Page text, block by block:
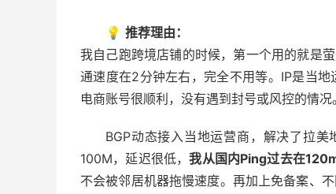
💡 推荐理由：
我自己跑跨境店铺的时候，第一个用的就是
通速度在2分钟左右，完全不用等。IP是当
电商账号很顺利，没有遇到封号或风控的情况。
BGP动态接入当地运营商，解决了拉
100M，延迟很低，我从国内Ping过去在
不会被邻居机器拖慢速度。再加上免备案、